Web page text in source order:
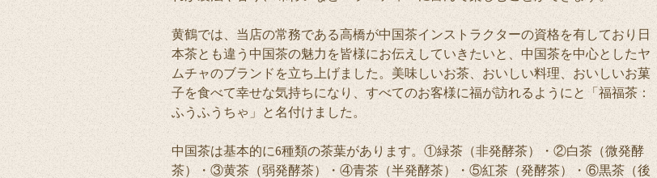
黄鶴では、当店の常務である高橋が中国茶インストラクターの資格を有しており日
本茶とも違う中国茶の魅力を皆様にお伝えしていきたいと、中国茶を中心としたヤ
ムチャのブランドを立ち上げました。美味しいお茶、おいしい料理、おいしいお菓
子を食べて幸せな気持ちになり、すべてのお客様に福が訪れるようにと「福福茶：
ふうふうちゃ」と名付けました。
中国茶は基本的に6種類の茶葉があります。①緑茶（非発酵茶）・②白茶（微発酵
茶）・③黄茶（弱発酵茶）・④青茶（半発酵茶）・⑤紅茶（発酵茶）・⑥黒茶（後